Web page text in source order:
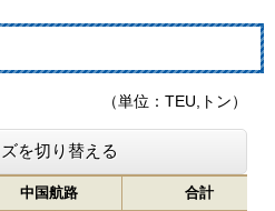
（単位：TEU,トン）
を切り替える
中国航路 合計